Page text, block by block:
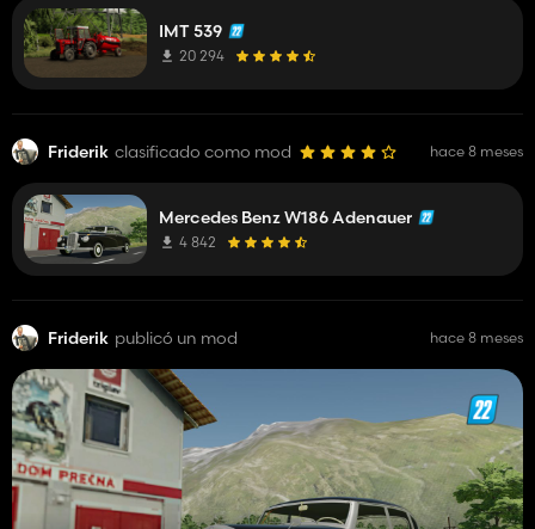
the mod broken or am i an idiot
IMT 539
20 294
Friderik clasificado como mod hace 8 meses
Mercedes Benz W186 Adenauer
4 842
Friderik publicó un mod hace 8 meses